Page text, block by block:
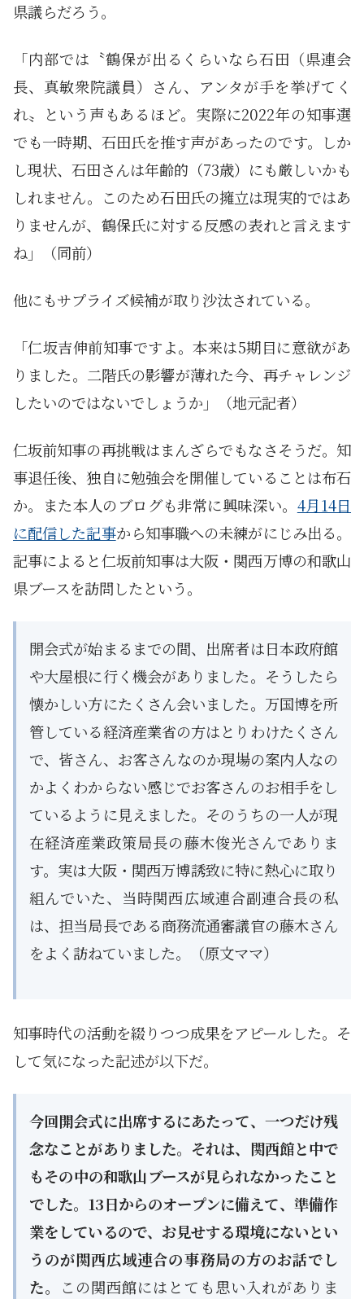
県議らだろう。
「内部では〝鶴保が出るくらいなら石田（県連会
長、真敏衆院議員）さん、アンタが手を挙げてく
れ〟という声もあるほど。実際に2022年の知事選
でも一時期、石田氏を推す声があったのです。しか
し現状、石田さんは年齢的（73歳）にも厳しいかも
しれません。このため石田氏の擁立は現実的ではあ
りませんが、鶴保氏に対する反感の表れと言えます
ね」（同前）
他にもサプライズ候補が取り沙汰されている。
「仁坂吉伸前知事ですよ。本来は5期目に意欲があ
りました。二階氏の影響が薄れた今、再チャレンジ
したいのではないでしょうか」（地元記者）
仁坂前知事の再挑戦はまんざらでもなさそうだ。知
事退任後、独自に勉強会を開催していることは布石
か。また本人のブログも非常に興味深い。 4月14日
に配信した記事から知事職への未練がにじみ出る。
記事によると仁坂前知事は大阪・関西万博の和歌山
県ブースを訪問したという。
開会式が始まるまでの間、出席者は日本政府館
や大屋根に行く機会がありました。そうしたら
懐かしい方にたくさん会いました。万国博を所
管している経済産業省の方はとりわけたくさん
で、皆さん、お客さんなのか現場の案内人なの
かよくわからない感じでお客さんのお相手をし
ているように見えました。そのうちの一人が現
在経済産業政策局長の藤木俊光さんでありま
す。実は大阪・関西万博誘致に特に熱心に取り
組んでいた、当時関西広域連合副連合長の私
は、担当局長である商務流通審議官の藤木さん
をよく訪ねていました。（原文ママ）
知事時代の活動を綴りつつ成果をアピールした。そ
して気になった記述が以下だ。
今回開会式に出席するにあたって、一つだけ残
念なことがありました。それは、関西館と中で
もその中の和歌山ブースが見られなかったこと
でした。13日からのオープンに備えて、準備作
業をしているので、お見せする環境にないとい
うのが関西広域連合の事務局の方のお話でし
た。
この関西館にはとても思い入れがありま